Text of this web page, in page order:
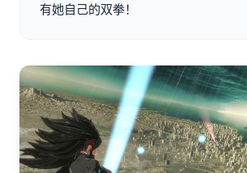
有她自己的双拳！